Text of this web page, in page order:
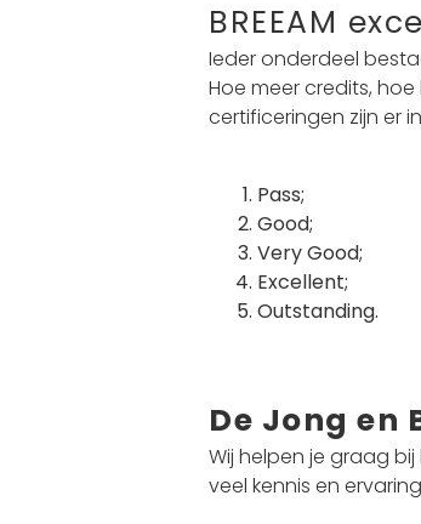
BREEAM
Ieder onderdeel
Hoe meer credits,
certificeringen zijn er
Pass;
Good;
Very Good;
Excellent;
Outstanding.
De Jong en
Wij helpen je graag bij
veel kennis en